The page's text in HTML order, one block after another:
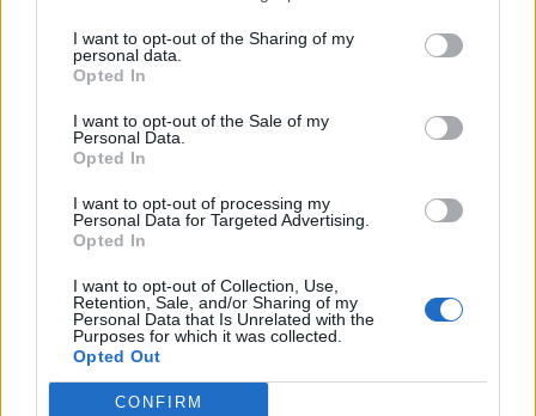
I want to opt-out of the Sharing of my
personal data.
Opted In
I want to opt-out of the Sale of my
Personal Data.
Opted In
I want to opt-out of processing my
Personal Data for Targeted Advertising.
Opted In
I want to opt-out of Collection, Use,
Retention, Sale, and/or Sharing of my
Personal Data that Is Unrelated with the
Purposes for which it was collected.
Opted Out
CONFIRM
καρκίνο
«Οι αρχικές δομικές αλλαγές στο DNA
ανάλογα με την ηλικία», επισημαίνει η
παρατηρήθηκαν αποκλειστικά στα
νεαρά».